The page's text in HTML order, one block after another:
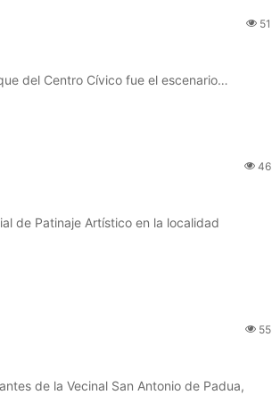
51
del Centro Cívico fue el escenario…
46
de Patinaje Artístico en la localidad
55
de la Vecinal San Antonio de Padua,